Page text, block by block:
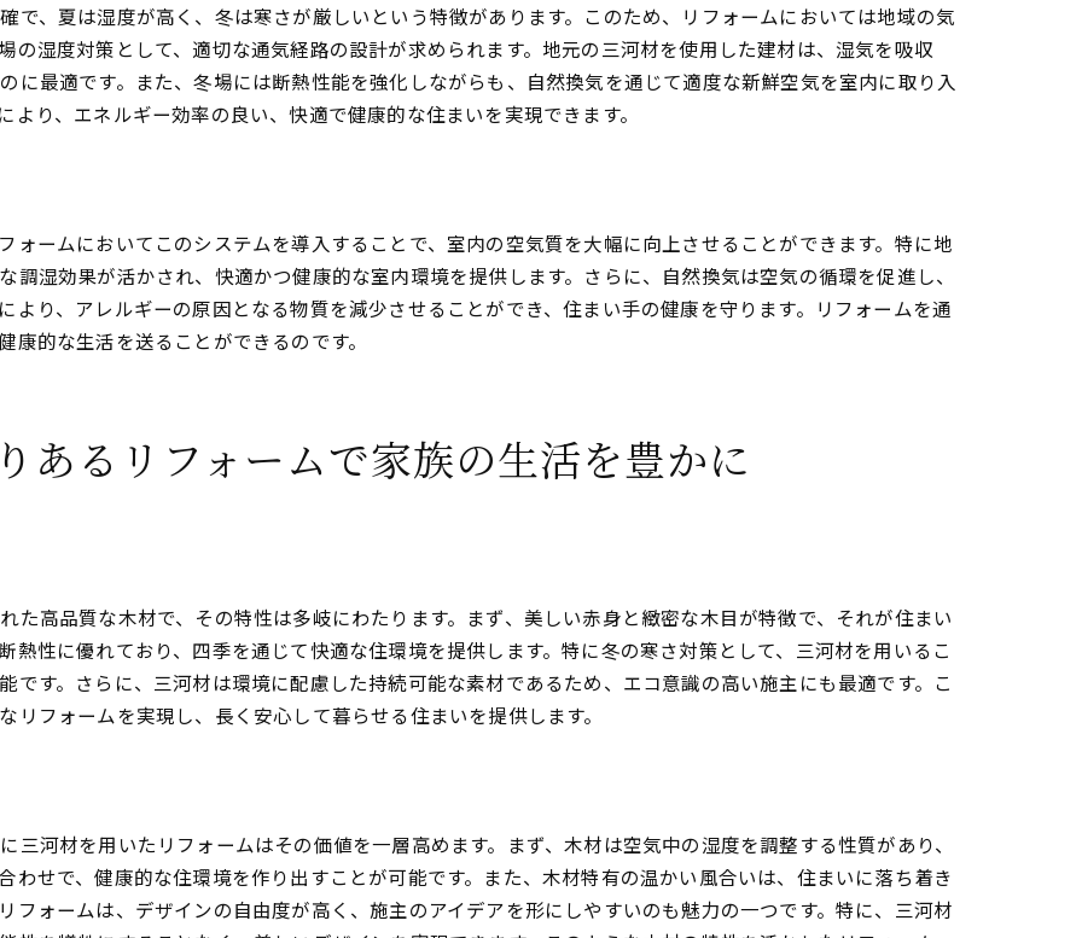
住まいの資産価値を高めるリフォーム
自然換気がもたらす健康的な生活空間
居住性を向上させるリフォームの工夫
自然換気の導入で得られる長期的メリット
地元素材を使った愛知県北設楽郡設楽町の理想的なリフォーム
地元産材の選び方とその利点
地域の特性を活かした建築デザイン
持続可能なリフォームを目指して
地域社会と共に作る理想の住まい
自然派リフォームで実現する居住空間
三河材を使った自然換気システムの導入法
温もりある空間を提供するデザインアイデア
自然を取り入れた暮らしの提案
で、夏は湿度が高く、冬は寒さが厳しいという特徴があります。このため、リフォームにおいては地域の気
の湿度対策として、適切な通気経路の設計が求められます。地元の三河材を使用した建材は、湿気を吸収
に最適です。また、冬場には断熱性能を強化しながらも、自然換気を通じて適度な新鮮空気を室内に取り入
り、エネルギー効率の良い、快適で健康的な住まいを実現できます。
ォームにおいてこのシステムを導入することで、室内の空気質を大幅に向上させることができます。特に地
湿効果が活かされ、快適かつ健康的な室内環境を提供します。さらに、自然換気は空気の循環を促進し、
より、アレルギーの原因となる物質を減少させることができ、住まい手の健康を守ります。リフォームを通
的な生活を送ることができるのです。
あるリフォームで家族の生活を豊かに
た高品質な木材で、その特性は多岐にわたります。まず、美しい赤身と緻密な木目が特徴で、それが住まい
熱性に優れており、四季を通じて快適な住環境を提供します。特に冬の寒さ対策として、三河材を用いるこ
です。さらに、三河材は環境に配慮した持続可能な素材であるため、エコ意識の高い施主にも最適です。こ
フォームを実現し、長く安心して暮らせる住まいを提供します。
河材を用いたリフォームはその価値を一層高めます。まず、木材は空気中の湿度を調整する性質があり、
わせで、健康的な住環境を作り出すことが可能です。また、木材特有の温かい風合いは、住まいに落ち着き
フォームは、デザインの自由度が高く、施主のアイデアを形にしやすいのも魅力の一つです。特に、三河材